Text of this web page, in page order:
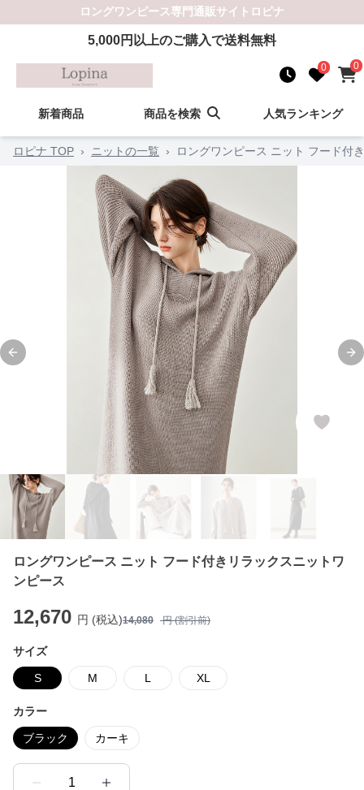
ロングワンピース専門通販サイト ロピナ
5,000円以上のご購入で送料無料
0 0
新着商品 商品を検索 人気ランキング
ロピナ TOP › ニットの一覧 › ロングワンピース ニット フード付
Previous slide
ロングワンピース ニット フード付きリラックスニットワ
ンピース
12,670 円 (税込)14,080 円 (割引前)
サイズ
S M L XL
カラー
ブラック カーキ
1